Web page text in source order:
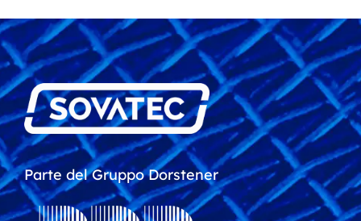
Parte del Gruppo Dorstener